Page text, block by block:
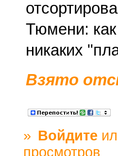
Тюмени:
никаких
Взято
» Войдите
просмотров